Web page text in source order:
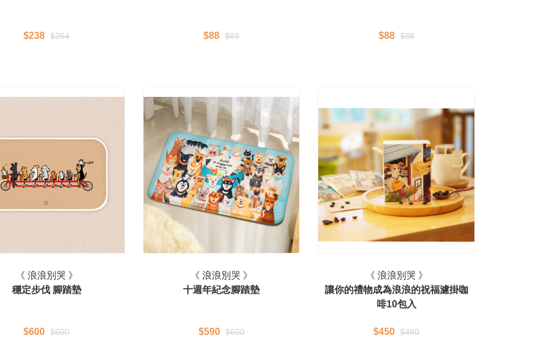
$238 $264 $88 $88 $88 $88
《 浪浪別哭 》
穩定步伐 腳踏墊
$600 $600
《 浪浪別哭 》
十週年紀念腳踏墊
$590 $600
《 浪浪別哭 》
讓你的禮物成為浪浪的祝福濾掛咖
啡10包入
$450 $480